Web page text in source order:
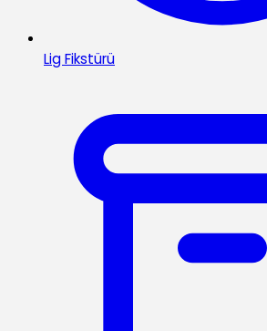
Lig Fikstürü